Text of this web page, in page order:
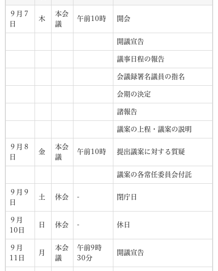
９月７
日
木
本会
議
午前10時 開会
開議宣告
議事日程の報告
会議録署名議員の指名
会期の決定
諸報告
議案の上程・議案の説明
９月８
日
金
本会
議
午前10時 提出議案に対する質疑
議案の各常任委員会付託
９月９
日
土 休会 - 閉庁日
９月
10日
日 休会 - 休日
９月
11日
月
本会
議
午前9時
30分
開議宣告